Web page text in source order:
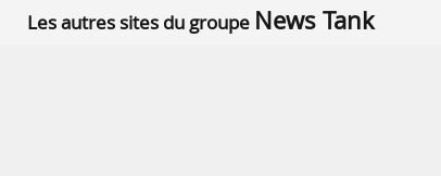
Les autres sites du groupe News Tank